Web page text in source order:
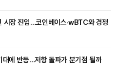
시장 진입…코인베이스·wBTC와 경쟁
대에 반등…저항 돌파가 분기점 될까